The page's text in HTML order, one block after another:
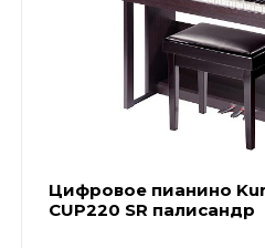
Цифровое пианино
CUP220 SR палисандр